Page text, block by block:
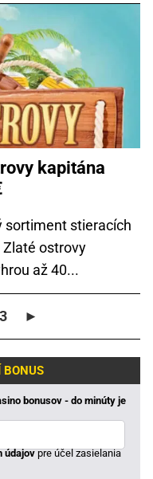
kapitána
sortiment stieracích
Zlaté ostrovy
až 40...
3 ►
bonusov - do minúty je
údajovpre účel zasielania